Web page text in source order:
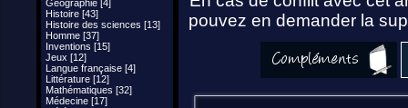
Géographie [4]
Histoire [43]
Histoire des sciences [13]
Homme [37]
Inventions [15]
Jeux [12]
Langue française [4]
Littérature [12]
Mathématiques [32]
Médecine [17]
pouvez en demander la